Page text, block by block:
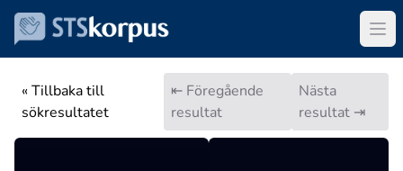
« Tillbaka till
sökresultatet
⇤ Föregående
resultat
Nästa
resultat ⇥